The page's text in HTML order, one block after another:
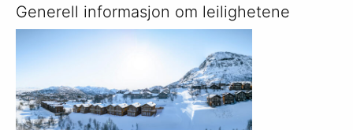
Generell informasjon om leilighetene